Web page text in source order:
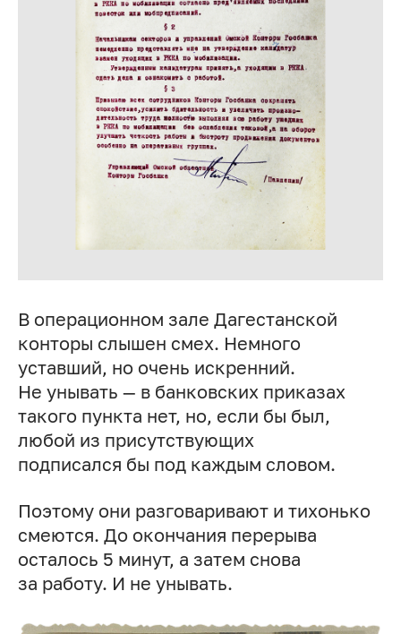
В операционном зале Дагестанской
конторы слышен смех. Немного
уставший, но очень искренний.
Не унывать — в банковских приказах
такого пункта нет, но, если бы был,
любой из присутствующих
подписался бы под каждым словом.
Поэтому они разговаривают и тихонько
смеются. До окончания перерыва
осталось 5 минут, а затем снова
за работу. И не унывать.